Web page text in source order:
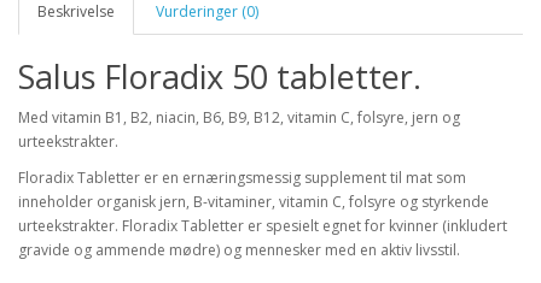
Beskrivelse Vurderinger (0)
Salus Floradix 50 tabletter.
Med vitamin B1, B2, niacin, B6, B9, B12, vitamin C, folsyre, jern og
urteekstrakter.
Floradix Tabletter er en ernæringsmessig supplement til mat som
inneholder organisk jern, B-vitaminer, vitamin C, folsyre og styrkende
urteekstrakter. Floradix Tabletter er spesielt egnet for kvinner (inkludert
gravide og ammende mødre) og mennesker med en aktiv livsstil.